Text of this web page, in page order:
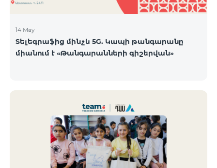
14 May
Տելեգրաֆից մինչև 5G. Կապի թանգարանը
միանում է «Թանգարանների գիշերվան»